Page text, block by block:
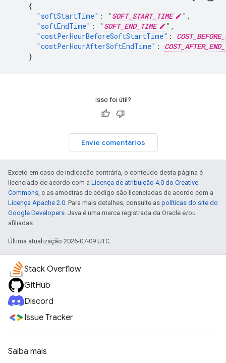
{
"softStartTime" : " SOFT_START_TIME " ,
"softEndTime" : " SOFT_END_TIME " ,
"costPerHourBeforeSoftStartTime" :
"costPerHourAfterSoftEndTime" :
}
Isso foi útil?
Envie comentários
Exceto em caso de indicação contrária, o conteúdo desta página é
licenciado de acordo com a Licença de atribuição 4.0 do Creative
Commons , e as amostras de código são licenciadas de acordo com a
Licença Apache 2.0 . Para mais detalhes, consulte as políticas do site do
Google Developers . Java é uma marca registrada da Oracle e/ou
afiliadas.
Última atualização 2026-07-09 UTC.
Stack Overflow
GitHub
Discord
Issue Tracker
Saiba mais